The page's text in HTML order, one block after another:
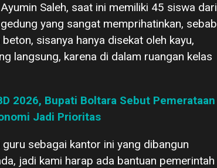
Saleh, saat ini memiliki 45 siswa dari
yang sangat memprihatinkan, sebab
sisanya hanya disekat oleh kayu,
langsung, karena di dalam ruangan kelas
2026, Bupati Boltara Sebut Pemerataan
Jadi Prioritas
sebagai kantor ini yang dibangun
jadi kami harap ada bantuan pemerintah